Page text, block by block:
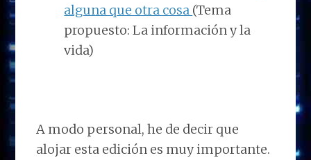
alguna que otra cosa (Tema
propuesto: La información y la
vida)
A modo personal, he de decir que
alojar esta edición es muy importante.